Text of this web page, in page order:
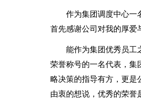
作为集团调度中心一
首先感谢公司对我的厚爱
能作为集团优秀员工
荣誉称号的一名代表，集
略决策的指导有方，更是
由衷的想说，优秀的荣誉